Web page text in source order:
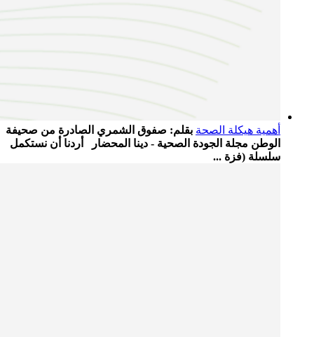
أهمية هيكلة الصحة بقلم: صفوق الشمري الصادرة من صحيفة
الوطن مجلة الجودة الصحية - دينا المحضار أردنا أن نستكمل
سلسلة (فزة ...